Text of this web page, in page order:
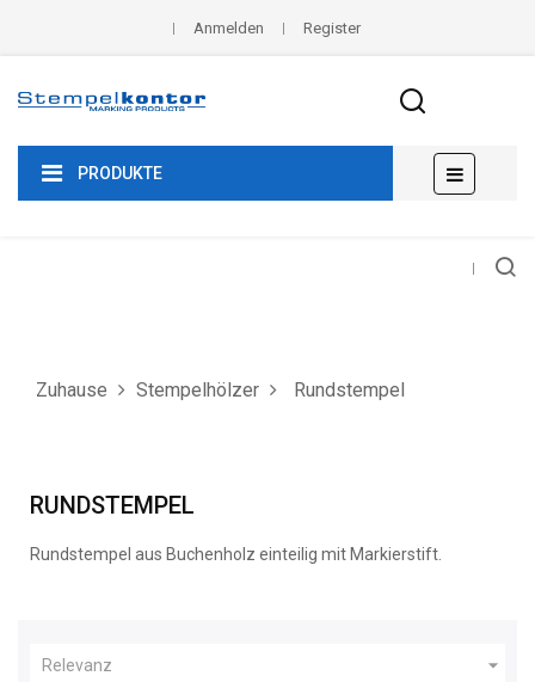
Anmelden Register
PRODUKTE
der
☰
Zuhause Stempelhölzer Rundstempel
RUNDSTEMPEL
Rundstempel aus Buchenholz einteilig mit Markierstift.
Relevanz 